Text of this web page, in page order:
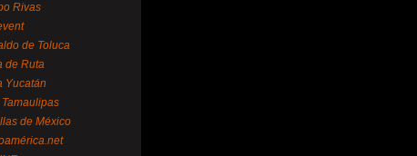
Rivas
de Toluca
de Ruta
Yucatán
de México